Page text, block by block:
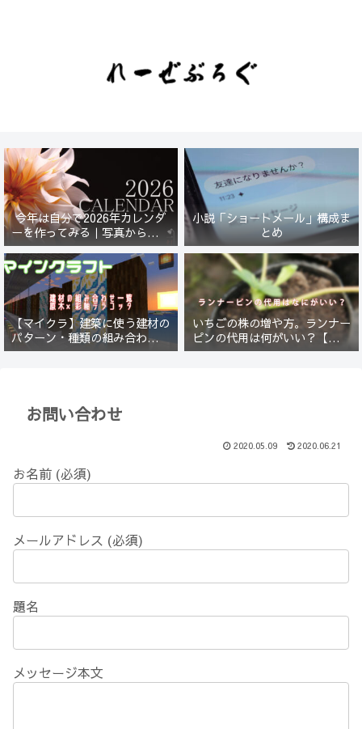
今年は自分で2026年カレンダ
ーを作ってみる｜写真から始ま
る小さなプロジェクト【一灯
花】
小説「ショートメール」構成ま
とめ
【マイクラ】建築に使う建材の
パターン・種類の組み合わせ一
覧！原木×彩釉テラコッタ編
いちごの株の増や方。ランナー
ピンの代用は何がいい？【５年
放置したイチゴは復活するの
お問い合わせ
2020.05.09 2020.06.21
お名前 (必須)
メールアドレス (必須)
題名
メッセージ本文